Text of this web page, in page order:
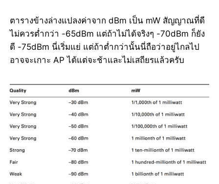
ตารางข้างล่างแปลงค่าจาก dBm เป็น mW สัญญาณที่ดี
ไม่ควรต่ำกว่า -65dBm แต่ถ้าไม่ได้จริงๆ -70dBm ก็ยัง
ดี -75dBm นี่เริ่มแย่ แต่ถ้าต่ำกว่านั้นนี่ถือว่าอยู่ไกลไป
อาจจะเกาะ AP ได้แต่จะช้าและไม่เสถียรแล้วครับ